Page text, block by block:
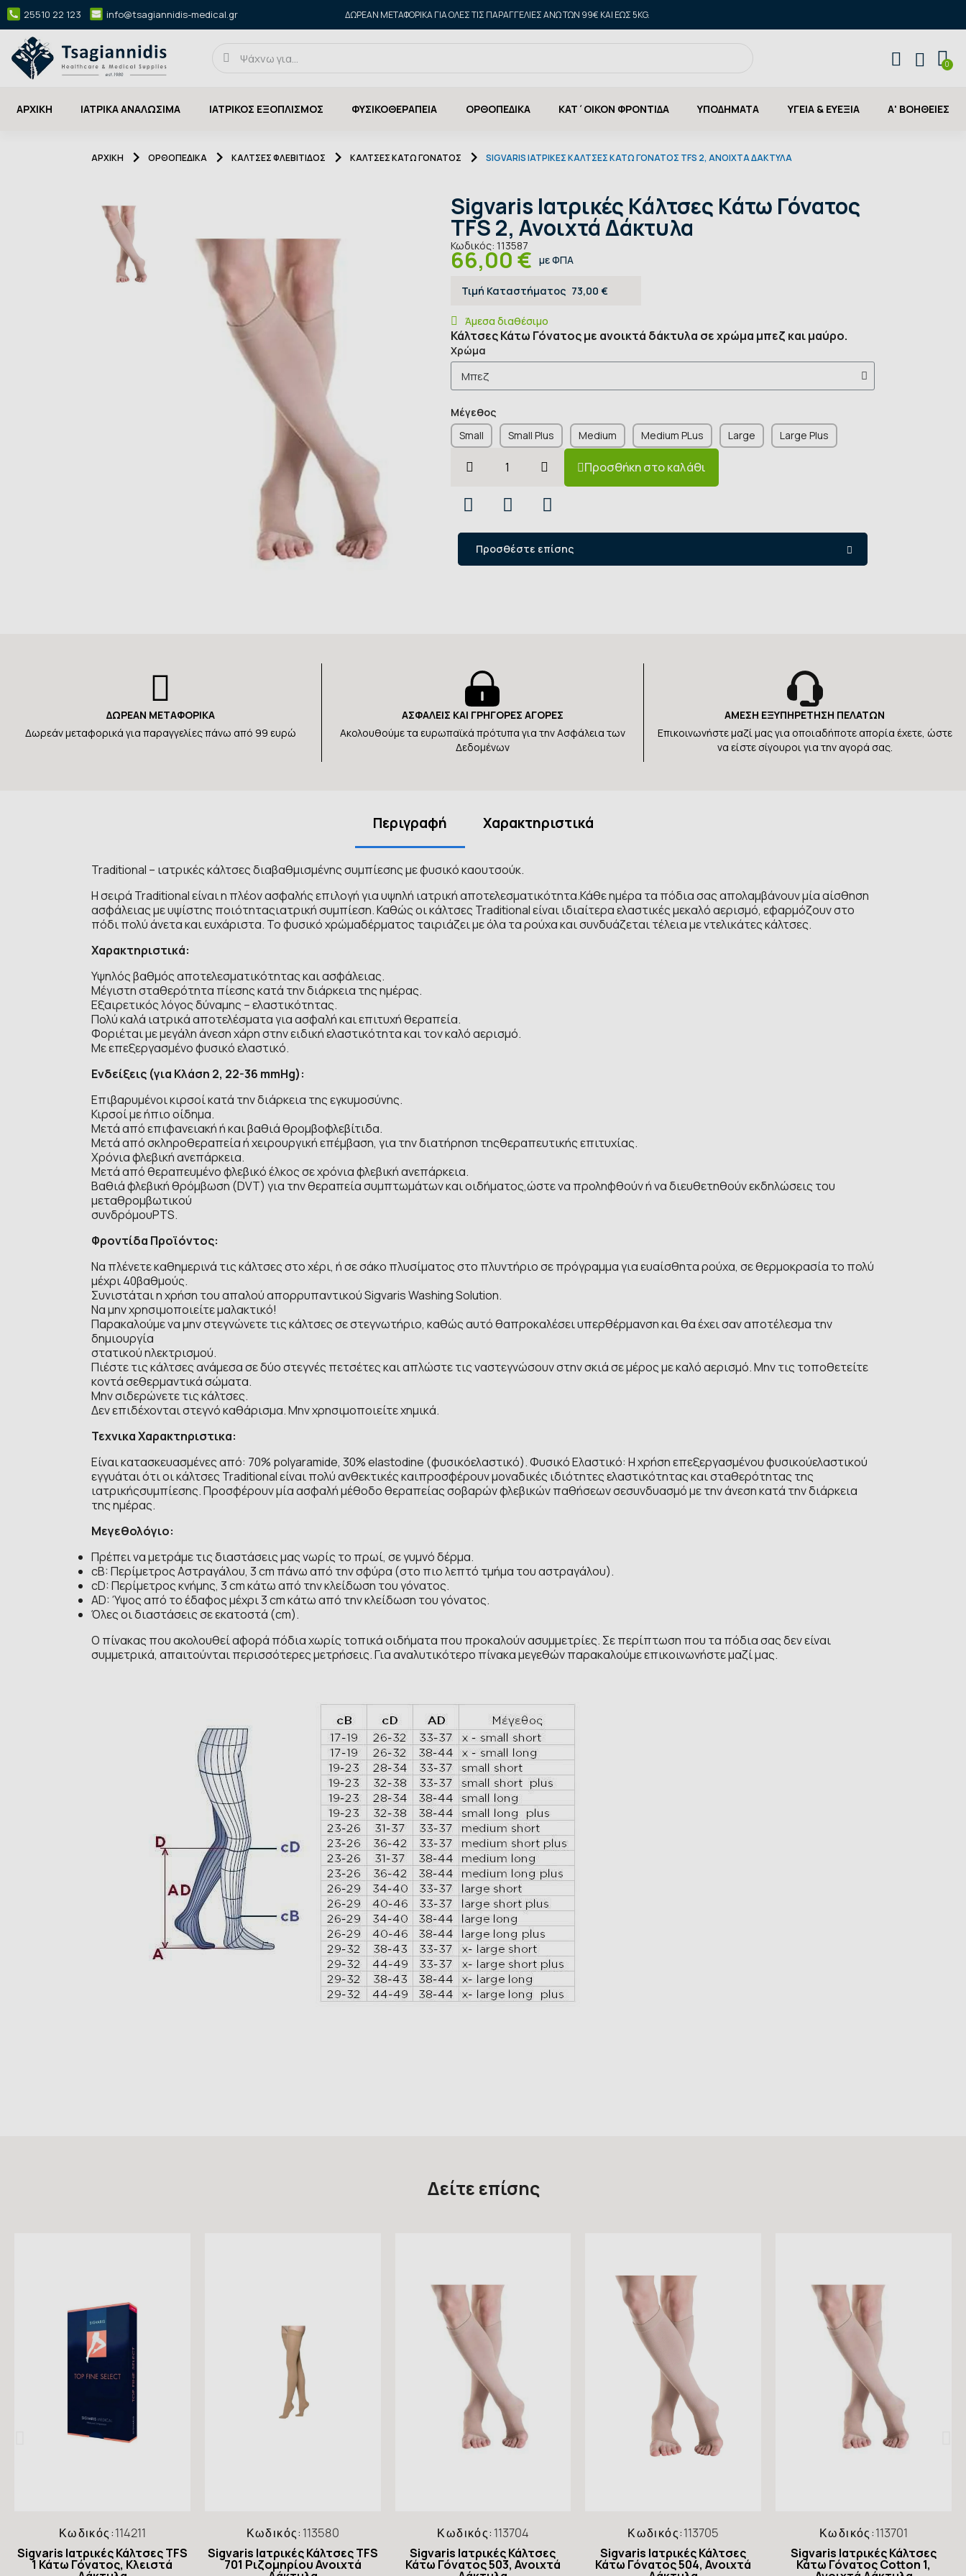
25510 22 123 info@tsagiannidis-medical.gr ΔΩΡΕΑΝ ΜΕΤΑΦΟΡΙΚΑ ΓΙΑ ΌΛΕΣ ΤΙΣ ΠΑΡΑΓΓΕΛΊΕΣ ΆΝΩ ΤΩΝ 99€ ΚΑΙ ΈΩΣ 5KG.
ΑΡΧΙΚΉ ΙΑΤΡΙΚΑ ΑΝΑΛΩΣΙΜΑ ΙΑΤΡΙΚΟΣ ΕΞΟΠΛΙΣΜΟΣ ΦΥΣΙΚΟΘΕΡΑΠΕΙΑ ΟΡΘΟΠΕΔΙΚΑ ΚΑΤ΄ΟΙΚΟΝ ΦΡΟΝΤΙΔΑ ΥΠΟΔΗΜΑΤΑ ΥΓΕΙΑ & ΕΥΕΞΙΑ Α' ΒΟΗΘΕΙΕΣ
ΑΡΧΙΚΉ ΟΡΘΟΠΕΔΙΚΑ ΚΑΛΤΣΕΣ ΦΛΕΒΙΤΙΔΟΣ ΚΆΛΤΣΕΣ ΚΆΤΩ ΓΌΝΑΤΟΣ SIGVARIS ΙΑΤΡΙΚΈΣ ΚΆΛΤΣΕΣ ΚΆΤΩ ΓΌΝΑΤΟΣ TFS 2, ΑΝΟΙΧΤΆ ΔΆΚΤΥΛΑ
Sigvaris Ιατρικές Κάλτσες Κάτω Γόνατος
TFS 2, Ανοιχτά Δάκτυλα
Κωδικός: 113587
66,00 € με ΦΠΑ
Τιμή Καταστήματος 73,00 €
Άμεσα διαθέσιμο
Κάλτσες Κάτω Γόνατος με ανοικτά δάκτυλα σε χρώμα μπεζ και μαύρο.
Χρώμα
Μέγεθος
Small
Small Plus Medium Medium PLus Large Large Plus
Προσθήκη στο καλάθι
Προσθέστε επίσης
ΔΩΡΕΑΝ ΜΕΤΑΦΟΡΙΚΑ
Δωρεάν μεταφορικά για παραγγελίες πάνω από 99 ευρώ
ΑΣΦΑΛΕΙΣ ΚΑΙ ΓΡΗΓΟΡΕΣ ΑΓΟΡΕΣ
Ακολουθούμε τα ευρωπαϊκά πρότυπα για την Ασφάλεια των
Δεδομένων
ΑΜΕΣΗ ΕΞΥΠΗΡΕΤΗΣΗ ΠΕΛΑΤΩΝ
Επικοινωνήστε μαζί μας για οποιαδήποτε απορία έχετε, ώστε
να είστε σίγουροι για την αγορά σας.
Περιγραφή Χαρακτηριστικά
Traditional – ιατρικές κάλτσες διαβαθμισμένης συμπίεσης με φυσικό καουτσούκ.
Η σειρά Traditional είναι η πλέον ασφαλής επιλογή για υψηλή ιατρική αποτελεσματικότητα.Κάθε ημέρα τα πόδια σας απολαμβάνουν μία αίσθηση
ασφάλειας με υψίστης ποιότηταςιατρική συμπίεση. Καθώς οι κάλτσες Traditional είναι ιδιαίτερα ελαστικές μεκαλό αερισμό, εφαρμόζουν στο
πόδι πολύ άνετα και ευχάριστα. Το φυσικό χρώμαδέρματος ταιριάζει με όλα τα ρούχα και συνδυάζεται τέλεια με ντελικάτες κάλτσες.
Χαρακτηριστικά:
Υψηλός βαθμός αποτελεσματικότητας και ασφάλειας.
Μέγιστη σταθερότητα πίεσης κατά την διάρκεια της ημέρας.
Εξαιρετικός λόγος δύναμης – ελαστικότητας.
Πολύ καλά ιατρικά αποτελέσματα για ασφαλή και επιτυχή θεραπεία.
Φοριέται με μεγάλη άνεση χάρη στην ειδική ελαστικότητα και τον καλό αερισμό.
Με επεξεργασμένο φυσικό ελαστικό.
Ενδείξεις (για Κλάση 2, 22-36 mmHg):
Επιβαρυμένοι κιρσοί κατά την διάρκεια της εγκυμοσύνης.
Κιρσοί με ήπιο οίδημα.
Μετά από επιφανειακή ή και βαθιά θρομβοφλεβίτιδα.
Μετά από σκληροθεραπεία ή χειρουργική επέμβαση, για την διατήρηση τηςθεραπευτικής επιτυχίας.
Χρόνια φλεβική ανεπάρκεια.
Μετά από θεραπευμένο φλεβικό έλκος σε χρόνια φλεβική ανεπάρκεια.
Βαθιά φλεβική θρόμβωση (DVT) για την θεραπεία συμπτωμάτων και οιδήματος,ώστε να προληφθούν ή να διευθετηθούν εκδηλώσεις του
μεταθρομβωτικού
συνδρόμουPTS.
Φροντίδα Προϊόντος:
Να πλένετε καθημερινά τις κάλτσες στο χέρι, ή σε σάκο πλυσίματος στο πλυντήριο σε πρόγραμμα για ευαίσθητα ρούχα, σε θερμοκρασία το πολύ
μέχρι 40βαθμούς.
Συνιστάται η χρήση του απαλού απορρυπαντικού Sigvaris Washing Solution.
Να μην χρησιμοποιείτε μαλακτικό!
Παρακαλούμε να μην στεγνώνετε τις κάλτσες σε στεγνωτήριο, καθώς αυτό θαπροκαλέσει υπερθέρμανση και θα έχει σαν αποτέλεσμα την
δημιουργία
στατικού ηλεκτρισμού.
Πιέστε τις κάλτσες ανάμεσα σε δύο στεγνές πετσέτες και απλώστε τις ναστεγνώσουν στην σκιά σε μέρος με καλό αερισμό. Μην τις τοποθετείτε
κοντά σεθερμαντικά σώματα.
Μην σιδερώνετε τις κάλτσες.
Δεν επιδέχονται στεγνό καθάρισμα. Μην χρησιμοποιείτε χημικά.
Τεχνικα Χαρακτηριστικα:
Είναι κατασκευασμένες από: 70% polyaramide, 30% elastodine (φυσικόελαστικό). Φυσικό Ελαστικό: Η χρήση επεξεργασμένου φυσικούελαστικού
εγγυάται ότι οι κάλτσες Traditional είναι πολύ ανθεκτικές καιπροσφέρουν μοναδικές ιδιότητες ελαστικότητας και σταθερότητας της
ιατρικήςσυμπίεσης. Προσφέρουν μία ασφαλή μέθοδο θεραπείας σοβαρών φλεβικών παθήσεων σεσυνδυασμό με την άνεση κατά την διάρκεια
της ημέρας.
Μεγεθολόγιο:
Πρέπει να μετράμε τις διαστάσεις μας νωρίς το πρωί, σε γυμνό δέρμα.
cB: Περίμετρος Αστραγάλου, 3 cm πάνω από την σφύρα (στο πιο λεπτό τμήμα του αστραγάλου).
cD: Περίμετρος κνήμης, 3 cm κάτω από την κλείδωση του γόνατος.
AD: Ύψος από το έδαφος μέχρι 3 cm κάτω από την κλείδωση του γόνατος.
Όλες οι διαστάσεις σε εκατοστά (cm).
Ο πίνακας που ακολουθεί αφορά πόδια χωρίς τοπικά οιδήματα που προκαλούν ασυμμετρίες. Σε περίπτωση που τα πόδια σας δεν είναι
συμμετρικά, απαιτούνται περισσότερες μετρήσεις. Για αναλυτικότερο πίνακα μεγεθών παρακαλούμε επικοινωνήστε μαζί μας.
Δείτε επίσης
Κωδικός:114211
Sigvaris Ιατρικές Κάλτσες TFS
1 Κάτω Γόνατος, Κλειστά
Κωδικός: 113580
Sigvaris Ιατρικές Κάλτσες TFS
701 Ριζομηρίου Ανοιχτά
Κωδικός: 113704
Sigvaris Ιατρικές Κάλτσες
Κάτω Γόνατος 503, Ανοιχτά
Κωδικός:113705
Sigvaris Ιατρικές Κάλτσες
Κάτω Γόνατος 504, Ανοιχτά
Κωδικός:113701
Sigvaris Ιατρικές Κάλτσες
Κάτω Γόνατος Cotton 1,